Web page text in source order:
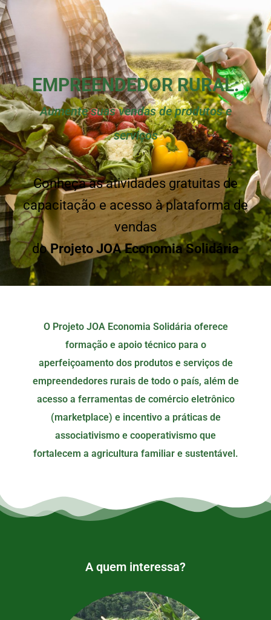
EMPREENDEDOR RURAL:
Aumente suas vendas de produtos e
serviços
Conheça as atividades gratuitas de
capacitação e acesso à plataforma de
vendas
doProjeto JOA Economia Solidária
O Projeto JOA Economia Solidária oferece
formação e apoio técnico para o
aperfeiçoamento dos produtos e serviços de
empreendedores rurais de todo o país, além de
acesso a ferramentas de comércio eletrônico
(marketplace) e incentivo a práticas de
associativismo e cooperativismo que
fortalecem a agricultura familiar e sustentável.
A quem interessa?